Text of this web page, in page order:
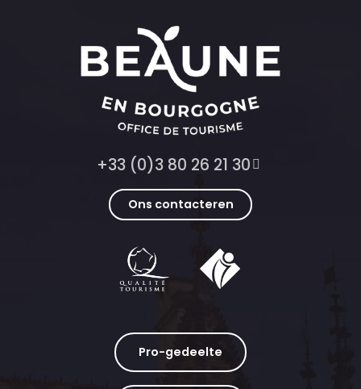
+33 (0)3 80 26 21 30
Ons contacteren
Pro-gedeelte